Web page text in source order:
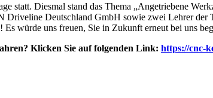
statt. Diesmal stand das Thema „Angetriebene
Deutschland GmbH sowie zwei Lehrer der
würde uns freuen, Sie in Zukunft erneut bei uns
Klicken Sie auf folgenden Link: https://cnc-